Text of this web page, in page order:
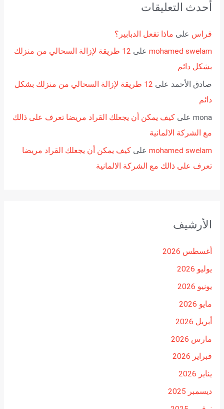
أحدث التعليقات
فراس على ماذا تفعل الدبابير؟
mohamed swelamعلى
12 طريقة لإزالة السحالي من منزلك
بشكل دائم
صادق الأحمد على
12 طريقة لإزالة السحالي من منزلك بشكل
دائم
monaعلى كيف يمكن أن يجعلك القراد مريضا تعرف على ذالك
مع الشركة الالمانية
mohamed swelamعلى كيف يمكن أن يجعلك القراد مريضا
تعرف على ذالك مع الشركة الالمانية
الأرشيف
أغسطس 2026
يوليو 2026
يونيو 2026
مايو 2026
أبريل 2026
مارس 2026
فبراير 2026
يناير 2026
ديسمبر 2025